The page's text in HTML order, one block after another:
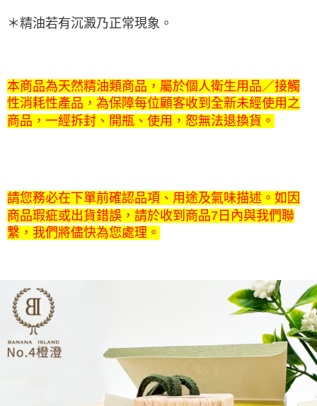
＊精油若有沉澱乃正常現象。
本商品為天然精油類商品，屬於個人衛生用品／接觸
性消耗性產品，為保障每位顧客收到全新未經使用之
商品，一經拆封、開瓶、使用，恕無法退換貨。
請您務必在下單前確認品項、用途及氣味描述。如因
商品瑕疵或出貨錯誤，請於收到商品7日內與我們聯
繫，我們將儘快為您處理。